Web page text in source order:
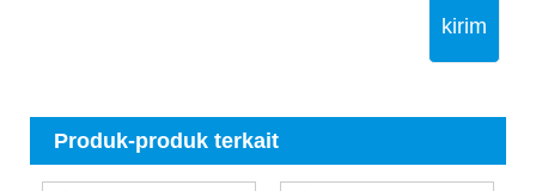
kirim
Produk-produk terkait